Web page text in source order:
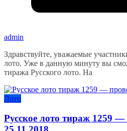
admin
Здравствуйте, уважаемые
лото. Уже в данную минуту вы
тиража Русского лото. На
Лото
Русское лото тираж 1259 —